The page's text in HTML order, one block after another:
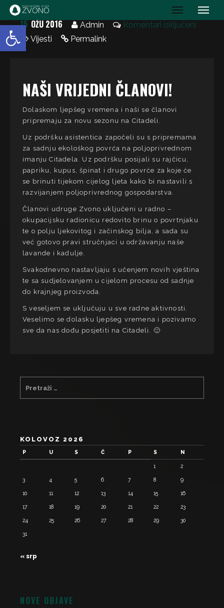
Open toolbar IK Zvono
15 OŽU 2016 Admin
Komentari isključeni
Vijesti
Permalink
NAŠI VRIJEDNI ČLANOVI!
Dolaskom ljepšeg vremena i naši se članovi
pripremaju za novu sezonu na Citadeli.
Uz podršku asistentica započeli su s pripremama
za sadnju ekološkog povrća na poljoprivrednom
imanju Citadela. Uz podršku posijali su rajčicu,
papriku, kupus, špinat i drugo povrće za koje će
se brinuti tijekom cijelog ljeta kako bi nastavili s
razvijanjem poljoprivrednog gospodarstva.
Članovi udruge Zvono uključeni u radno –
okupacijsku radionicu redovito brinu o povrtnjaku
te o polju ljekovitog i začinskog bilja, a sada su
već gotovo pravi stručnjaci u održavanju naše
lavande i kadulje.
Svakodnevno nastavljaju s učenjem novih vještina
te sa sudjelovanjem u cijelom procesu od sadnje
do krajnjeg proizvoda.
S veseljem se uključuju u sve radne aktivnosti.
Veselimo se dolasku ljepšeg vremena i pozivamo
sve da nas dođu posjetiti na Citadeli. 🙂
KOLOVOZ 2026
P U S Č P S N
1 2
3 4 5 6 7 8 9
10 11 12 13 14 15 16
17 18 19 20 21 22 23
24 25 26 27 28 29 30
31
« srp
NOVE OBJAVE